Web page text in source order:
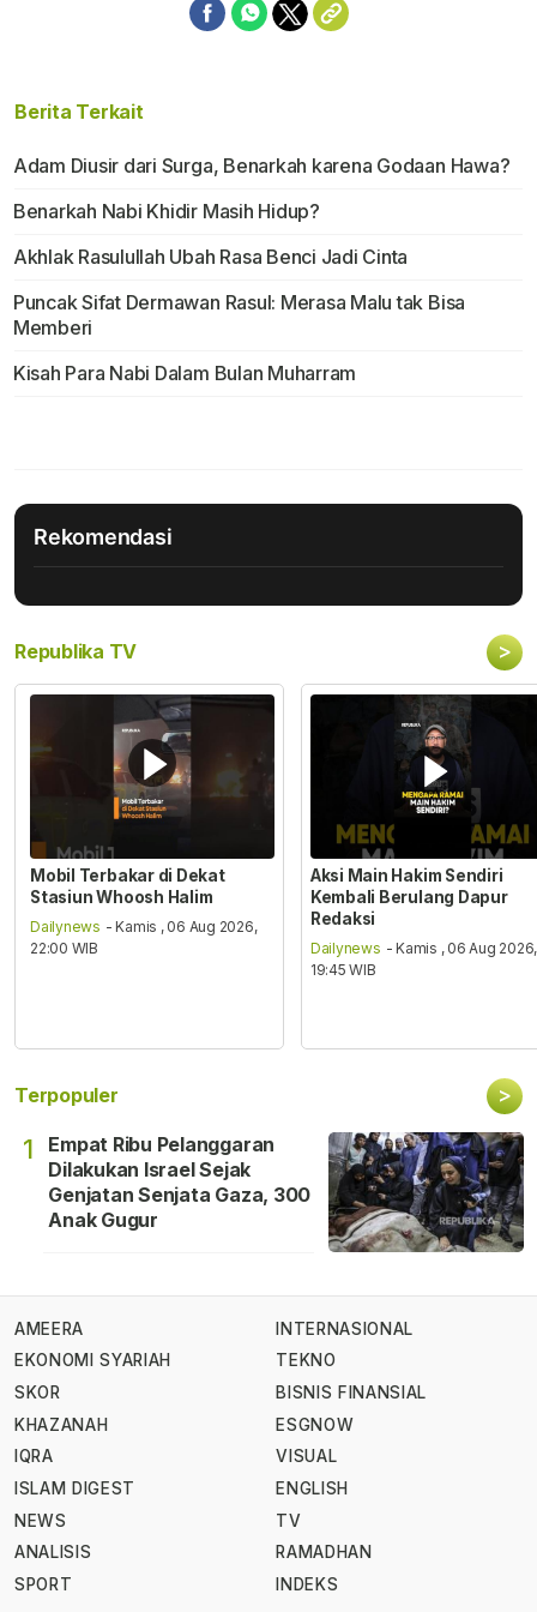
Berita Terkait
Adam Diusir dari Surga, Benarkah karena Godaan Hawa?
Benarkah Nabi Khidir Masih Hidup?
Akhlak Rasulullah Ubah Rasa Benci Jadi Cinta
Puncak Sifat Dermawan Rasul: Merasa Malu tak Bisa
Memberi
Kisah Para Nabi Dalam Bulan Muharram
Rekomendasi
Republika TV >
Mobil Terbakar di Dekat
Stasiun Whoosh Halim
Dailynews - Kamis , 06 Aug 2026,
22:00 WIB
Aksi Main Hakim Sendiri
Kembali Berulang Dapur
Redaksi
Dailynews - Kamis , 06 Aug 2026,
19:45 WIB
Terpopuler >
1
Empat Ribu Pelanggaran
Dilakukan Israel Sejak
Genjatan Senjata Gaza, 300
Anak Gugur
AMEERA
EKONOMI SYARIAH
SKOR
KHAZANAH
IQRA
ISLAM DIGEST
NEWS
ANALISIS
SPORT
INTERNASIONAL
TEKNO
BISNIS FINANSIAL
ESGNOW
VISUAL
ENGLISH
TV
RAMADHAN
INDEKS